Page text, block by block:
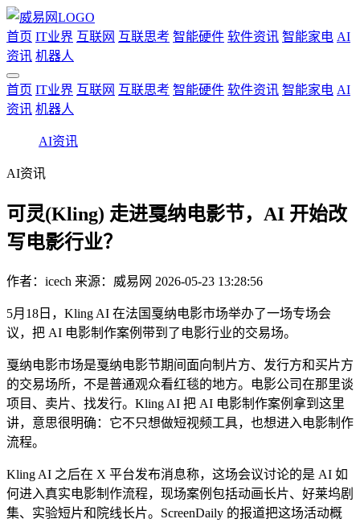
首页 IT业界 互联网 互联思考 智能硬件 软件资讯 智能家电 AI
资讯 机器人
首页 IT业界 互联网 互联思考 智能硬件 软件资讯 智能家电 AI
资讯 机器人
AI资讯
AI资讯
可灵(Kling) 走进戛纳电影节，AI 开始改
写电影行业？
作者： icech 来源：威易网 2026-05-23 13:28:56
5月18日，Kling AI 在法国戛纳电影市场举办了一场专场会
议，把 AI 电影制作案例带到了电影行业的交易场。
戛纳电影市场是戛纳电影节期间面向制片方、发行方和买片方
的交易场所，不是普通观众看红毯的地方。电影公司在那里谈
项目、卖片、找发行。Kling AI 把 AI 电影制作案例拿到这里
讲，意思很明确：它不只想做短视频工具，也想进入电影制作
流程。
Kling AI 之后在 X 平台发布消息称，这场会议讨论的是 AI 如
何进入真实电影制作流程，现场案例包括动画长片、好莱坞剧
集、实验短片和院线长片。ScreenDaily 的报道把这场活动概